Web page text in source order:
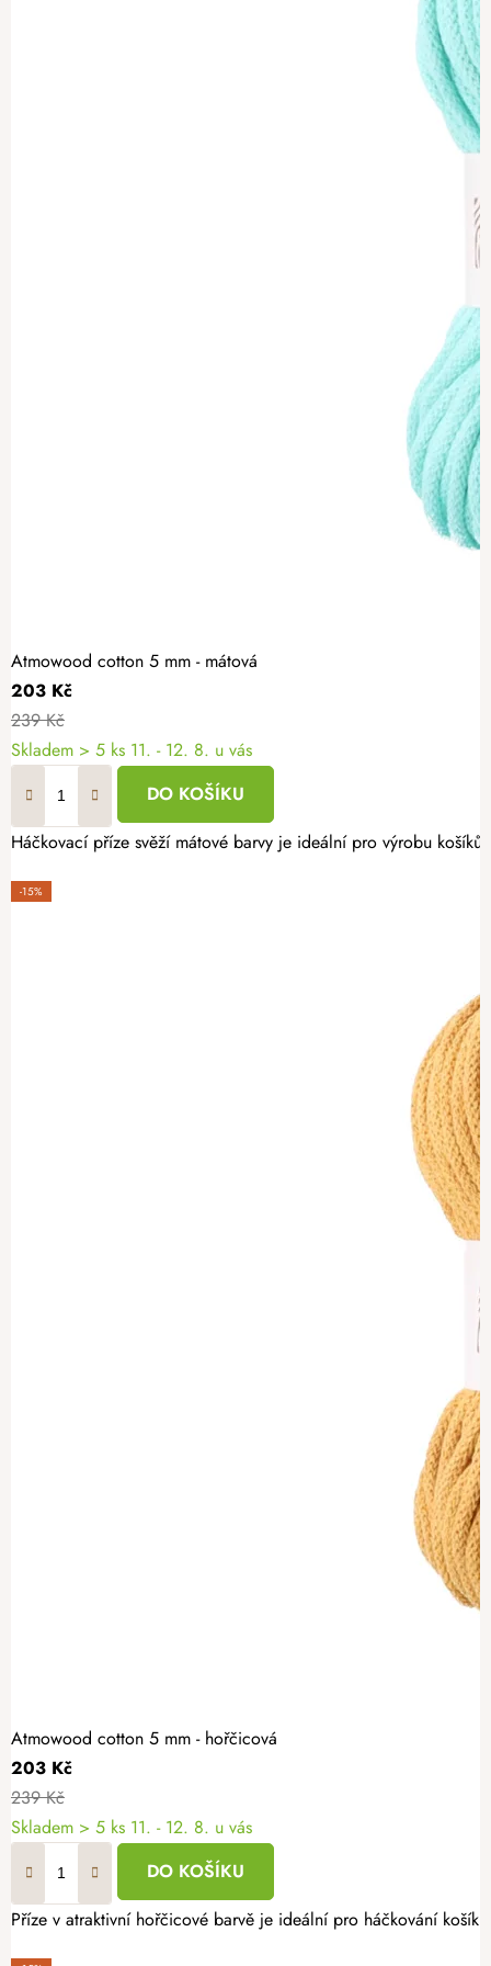
Atmowood cotton 5 mm - mátová
203 Kč
239 Kč
Skladem > 5 ks 11. - 12. 8. u vás
DO KOŠÍKU
Háčkovací příze svěží mátové barvy je ideální pro výrobu
-15%
Atmowood cotton 5 mm - hořčicová
203 Kč
239 Kč
Skladem > 5 ks 11. - 12. 8. u vás
DO KOŠÍKU
Příze v atraktivní hořčicové barvě je ideální pro háčkování